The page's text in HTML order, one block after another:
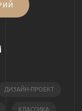
ДИЗАЙН-ПРОЕКТ
КЛАССИКА